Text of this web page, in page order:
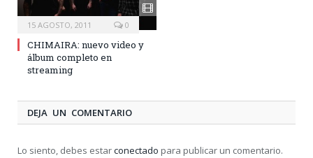
15 AGOSTO, 2011 0
CHIMAIRA: nuevo video y
álbum completo en
streaming
DEJA UN COMENTARIO
Lo siento, debes estarconectado para publicar un comentario.